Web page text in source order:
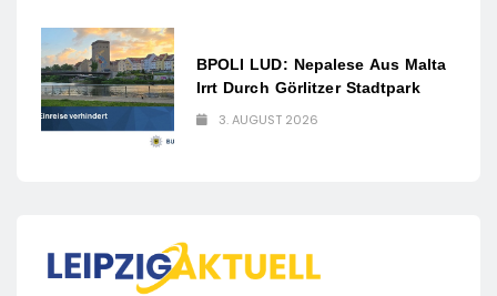
BPOLI LUD: Nepalese Aus Malta
Irrt Durch Görlitzer Stadtpark
3. AUGUST 2026